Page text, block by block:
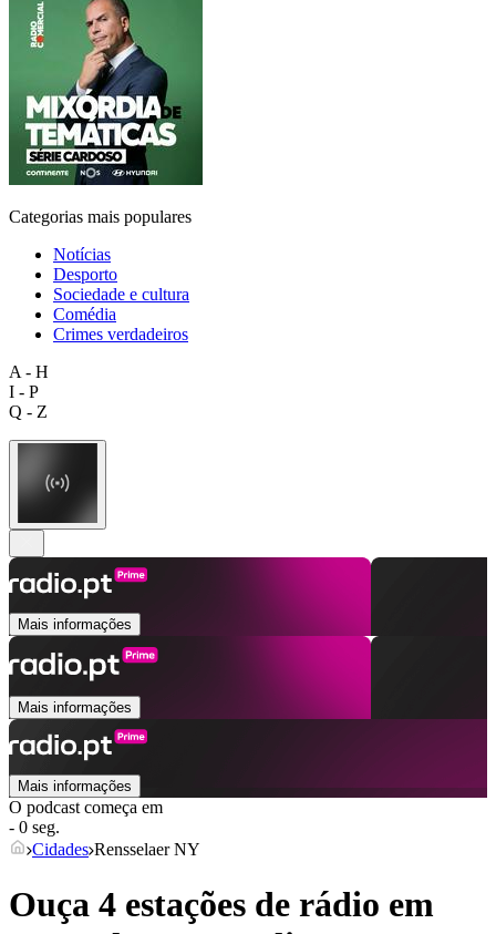
Categorias mais populares
Notícias
Desporto
Sociedade e cultura
Comédia
Crimes verdadeiros
A - H
I - P
Q - Z
Mais informações
Mais informações
Mais informações
O podcast começa em
- 0 seg.
Cidades Rensselaer NY
Ouça 4 estações de rádio em